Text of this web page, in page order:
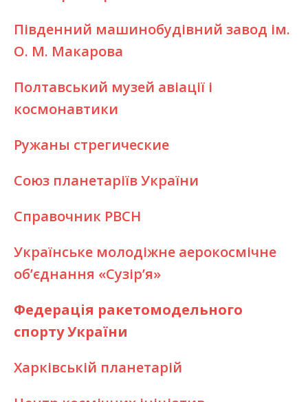
Південний машинобудівний завод ім.
О. М. Макарова
Полтавський музей авіації і
космонавтики
Ружаны стрегические
Союз планетаріїв України
Справочник РВСН
Українське молодіжне аерокосмічне
об’єднання «Сузір’я»
Федерація ракетомодельного
спорту України
Харківській планетарій